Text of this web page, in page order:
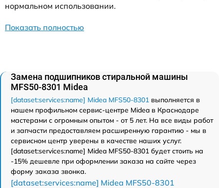
нормальном использовании.
Показать полностью
Замена подшипников стиральной машины
MFS50-8301 Midea
[dataset:services:name] Midea MFS50-8301 выполняется в
нашем профильном сервис-центре Midea в Краснодаре
мастерами с огромным опытом - от 5 лет. На все виды работ
и запчасти предоставляем расширенную гарантию - мы в
сервисном центр уверены в качестве наших услуг.
[dataset:services:name] Midea MFS50-8301 будет стоить на
-15% дешевле при оформлении заказа на сайте через
форму заказа звонка.
[dataset:services:name] Midea MFS50-8301